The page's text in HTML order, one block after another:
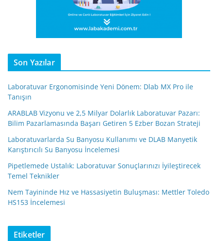
Son Yazılar
Laboratuvar Ergonomisinde Yeni Dönem: Dlab MX Pro ile
Tanışın
ARABLAB Vizyonu ve 2,5 Milyar Dolarlık Laboratuvar Pazarı:
Bilim Pazarlamasında Başarı Getiren 5 Ezber Bozan Strateji
Laboratuvarlarda Su Banyosu Kullanımı ve DLAB Manyetik
Karıştırıcılı Su Banyosu İncelemesi
Pipetlemede Ustalık: Laboratuvar Sonuçlarınızı İyileştirecek
Temel Teknikler
Nem Tayininde Hız ve Hassasiyetin Buluşması: Mettler Toledo
HS153 İncelemesi
Etiketler